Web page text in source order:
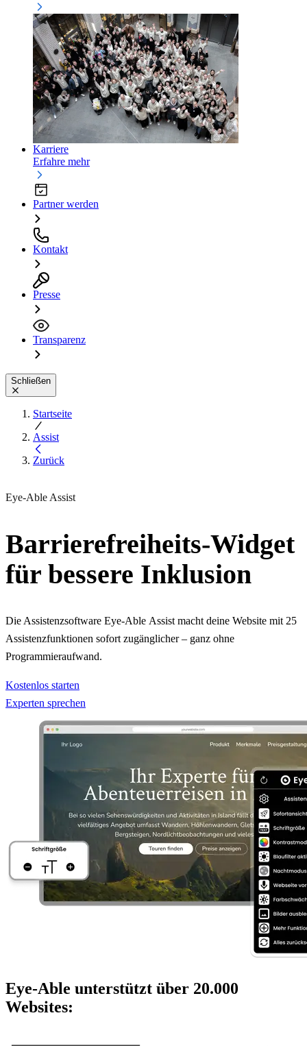
Karriere
Erfahre mehr
Partner werden
Kontakt
Presse
Transparenz
Schließen
Startseite
Assist
Zurück
Eye-Able Assist
Barrierefreiheits-Widget
für bessere Inklusion
Die Assistenzsoftware Eye-Able Assist macht deine Website mit 25
Assistenzfunktionen sofort zugänglicher – ganz ohne
Programmieraufwand.
Kostenlos starten
Experten sprechen
Eye-Able unterstützt über 20.000
Websites: